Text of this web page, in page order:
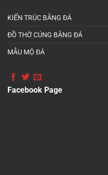
KIẾN TRÚC BẰNG ĐÁ
ĐỒ THỜ CÚNG BẰNG ĐÁ
MẪU MỘ ĐÁ
Facebook Page